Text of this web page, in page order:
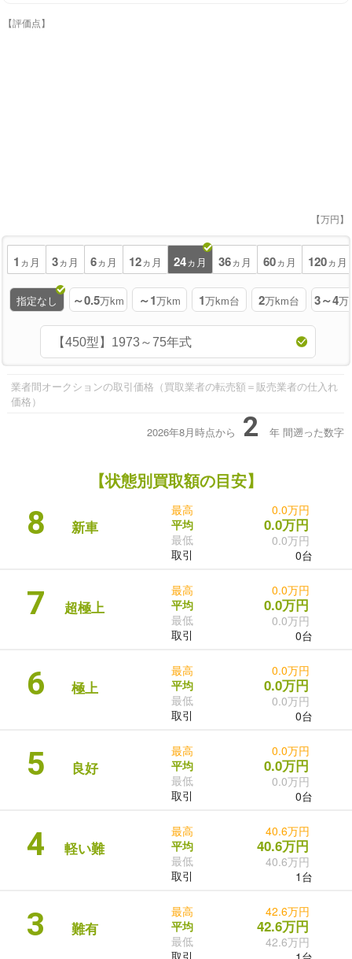
【評価点】
【万円】
1 ヵ月 3ヵ月 6ヵ月 12ヵ月 24ヵ月 36ヵ月 60ヵ月 120ヵ月
指定なし ～0.5万km ～1万km 1万km台 2万km台 3～4万
業者間オークションの取引価格（買取業者の転売額＝販売業者の仕入れ
価格）
2026年8月時点から 2 年 間遡った数字
【状態別買取額の目安】
8 新車
最高
平均
最低
取引
0.0万円
0.0万円
0.0万円
0台
7 超極上
最高
平均
最低
取引
0.0万円
0.0万円
0.0万円
0台
6 極上
最高
平均
最低
取引
0.0万円
0.0万円
0.0万円
0台
5 良好
最高
平均
最低
取引
0.0万円
0.0万円
0.0万円
0台
4 軽い難
最高
平均
最低
取引
40.6万円
40.6万円
40.6万円
1台
3 難有
最高
平均
最低
取引
42.6万円
42.6万円
42.6万円